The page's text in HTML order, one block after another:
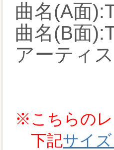
曲名(A面
曲名(B面
アーティ
※こちらの
下記サイ